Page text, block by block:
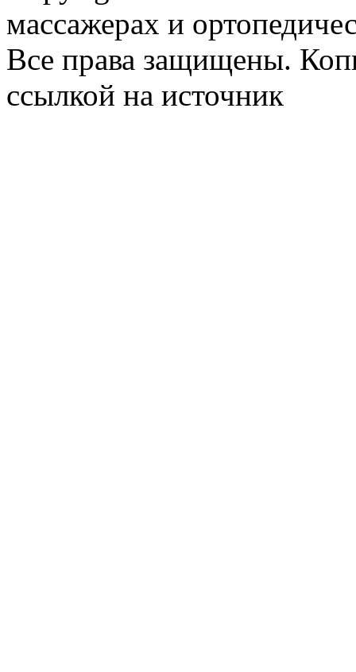
массажерах и
Все права защищены.
ссылкой на источник